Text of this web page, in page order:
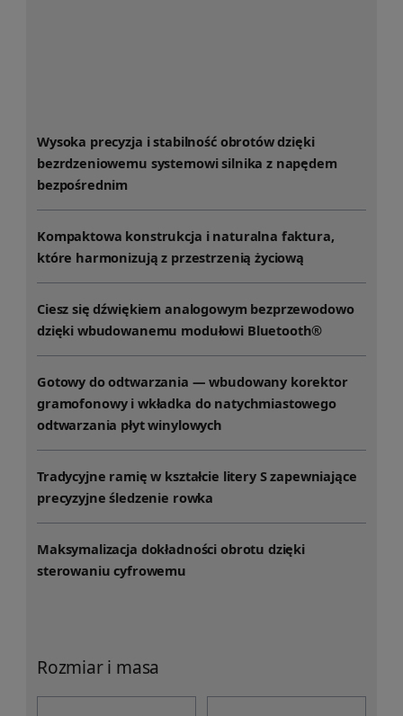
Wysoka precyzja i stabilność obrotów dzięki
bezrdzeniowemu systemowi silnika z napędem
bezpośrednim
Kompaktowa konstrukcja i naturalna faktura,
które harmonizują z przestrzenią życiową
Ciesz się dźwiękiem analogowym bezprzewodowo
dzięki wbudowanemu modułowi Bluetooth®
Gotowy do odtwarzania — wbudowany korektor
gramofonowy i wkładka do natychmiastowego
odtwarzania płyt winylowych
Tradycyjne ramię w kształcie litery S zapewniające
precyzyjne śledzenie rowka
Maksymalizacja dokładności obrotu dzięki
sterowaniu cyfrowemu
Rozmiar i masa